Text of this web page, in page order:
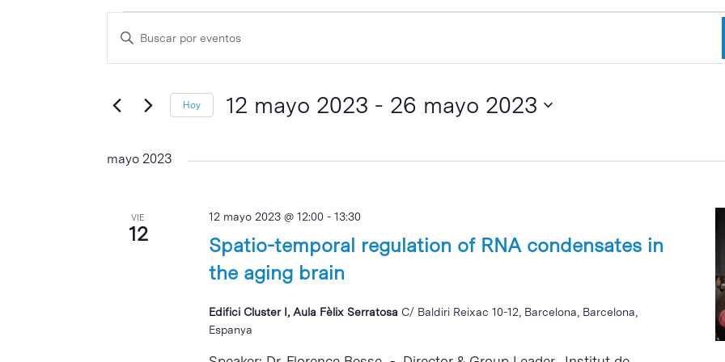
Intro para buscar o ESC per cerrar
Eventos
Navegación
de
y
de
Escribe
Hoy 12 mayo 2023 - 26 mayo 2023
mayo 2023
VIE
12
Spatio-temporal regulation of RNA condensates in
the aging brain
12 mayo 2023 @ 12:00- 13:30
Edifici Cluster I, Aula Fèlix Serratosa C/ Baldiri Reixac 10-12, Barcelona, Barcelona,
Espanya